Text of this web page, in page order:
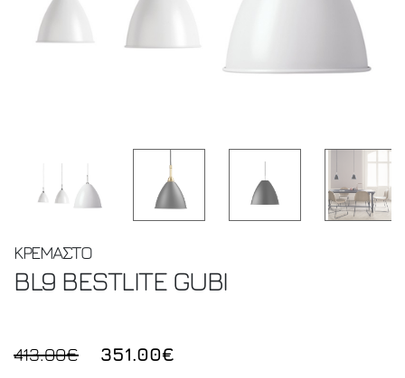
ΚΡΕΜΑΣΤΟ
BL9 BESTLITE GUBI
413.00€ 351.00€